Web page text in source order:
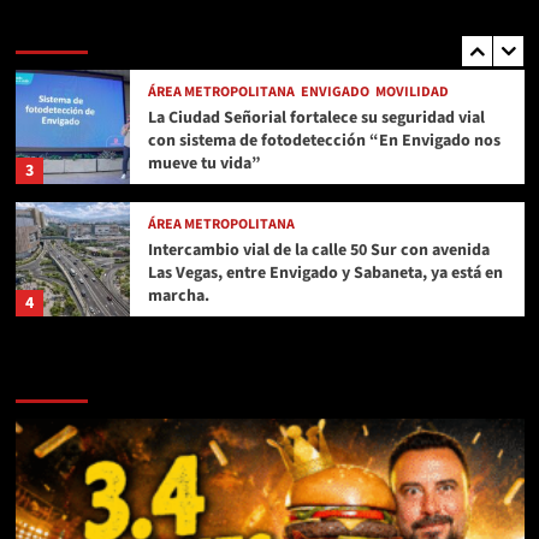
3
ÁREA METROPOLITANA ENVIGADO MOVILIDAD
La Ciudad Señorial fortalece su seguridad vial
con sistema de fotodetección “En Envigado nos
mueve tu vida”
4
ÁREA METROPOLITANA
Intercambio vial de la calle 50 Sur con avenida
Las Vegas, entre Envigado y Sabaneta, ya está en
marcha.
del Pico y Placa en el Valle de Aburrá
ÁREA METROPOLITANA ENVIGADO
Todos los ganadores de la Muestra Silletera de